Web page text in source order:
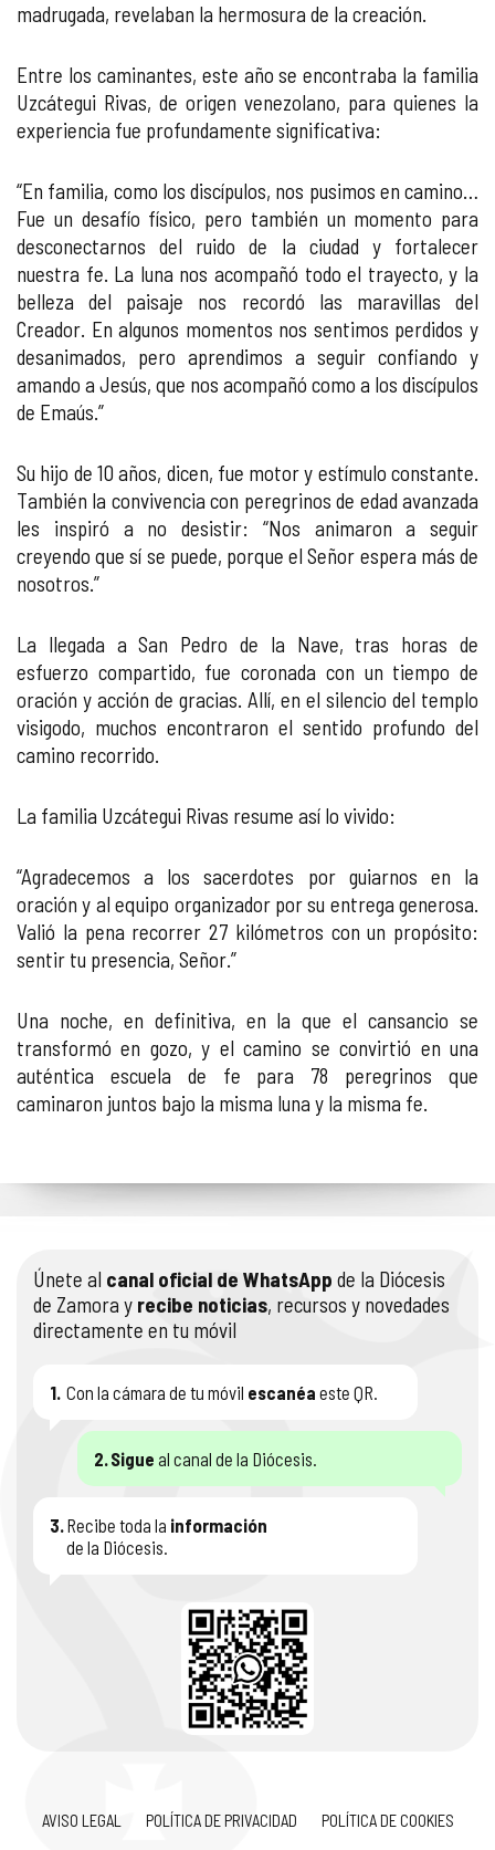
madrugada, revelaban la hermosura de la creación.
Entre los caminantes, este año se encontraba la familia
Uzcátegui Rivas, de origen venezolano, para quienes la
experiencia fue profundamente significativa:
“En familia, como los discípulos, nos pusimos en camino…
Fue un desafío físico, pero también un momento para
desconectarnos del ruido de la ciudad y fortalecer
nuestra fe. La luna nos acompañó todo el trayecto, y la
belleza del paisaje nos recordó las maravillas del
Creador. En algunos momentos nos sentimos perdidos y
desanimados, pero aprendimos a seguir confiando y
amando a Jesús, que nos acompañó como a los discípulos
de Emaús.”
Su hijo de 10 años, dicen, fue motor y estímulo constante.
También la convivencia con peregrinos de edad avanzada
les inspiró a no desistir: “Nos animaron a seguir
creyendo que sí se puede, porque el Señor espera más de
nosotros.”
La llegada a San Pedro de la Nave, tras horas de
esfuerzo compartido, fue coronada con un tiempo de
oración y acción de gracias. Allí, en el silencio del templo
visigodo, muchos encontraron el sentido profundo del
camino recorrido.
La familia Uzcátegui Rivas resume así lo vivido:
“Agradecemos a los sacerdotes por guiarnos en la
oración y al equipo organizador por su entrega generosa.
Valió la pena recorrer 27 kilómetros con un propósito:
sentir tu presencia, Señor.”
Una noche, en definitiva, en la que el cansancio se
transformó en gozo, y el camino se convirtió en una
auténtica escuela de fe para 78 peregrinos que
caminaron juntos bajo la misma luna y la misma fe.
Únete al canal oficial de WhatsApp de la Diócesis
de Zamora y recibe noticias, recursos y novedades
directamente en tu móvil
1. Con la cámara de tu móvil escanéa este QR.
2.Sigue al canal de la Diócesis.
3.Recibe toda la información
de la Diócesis.
AVISO LEGAL POLÍTICA DE PRIVACIDAD POLÍTICA DE COOKIES